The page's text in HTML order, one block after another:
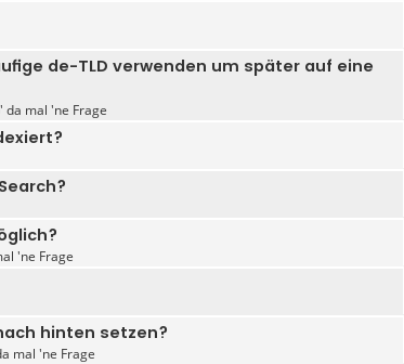
de-TLD verwenden um später auf eine
da mal 'ne Frage
'ne Frage
hinten setzen?
mal 'ne Frage